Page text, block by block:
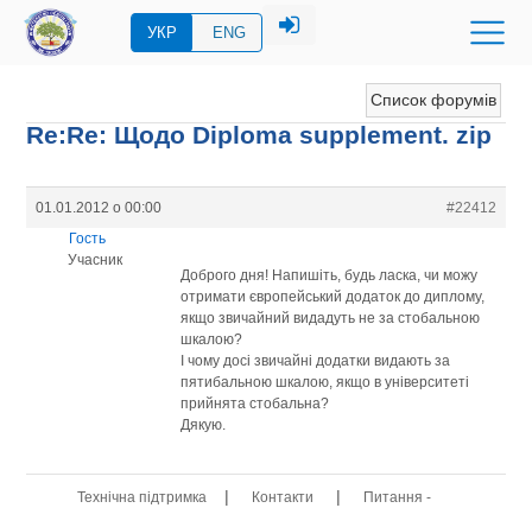
УКР ENG
Список форумів
Re:Re: Щодо Diploma supplement. zip
01.01.2012 о 00:00
#22412
Гость
Учасник
Доброго дня! Напишіть, будь ласка, чи можу
отримати європейський додаток до диплому,
якщо звичайний видадуть не за стобальною
шкалою?
І чому досі звичайні додатки видають за
пятибальною шкалою, якщо в університеті
прийнята стобальна?
Дякую.
Технічна підтримка | Контакти |
Питання -